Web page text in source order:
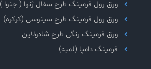
ورق رول فرمینگ طرح سفال ژنوا ( جنوا )
ورق رول فرمینگ طرح سینوسی (کرکره)
ورق فرمینگ رنگی طرح شادولاین
فرمینگ دامپا (لمبه)